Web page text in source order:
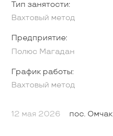
Тип занятости:
Вахтовый метод
Предприятие:
Полюс Магадан
График работы:
Вахтовый метод
12 мая 2026 пос. Омчак